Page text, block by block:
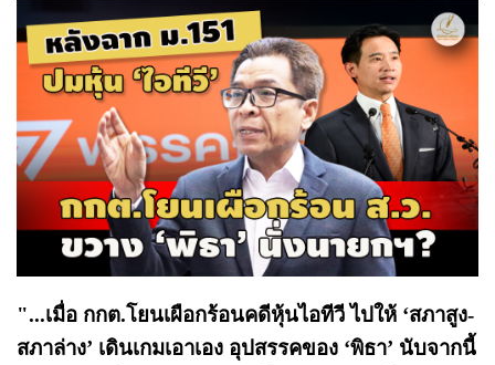
"...เมื่อ กกต.โยนเผือกร้อนคดีหุ้นไอทีวี ไปให้ ‘สภาสูง-
สภาล่าง’ เดินเกมเอาเอง อุปสรรคของ ‘พิธา’ นับจากนี้